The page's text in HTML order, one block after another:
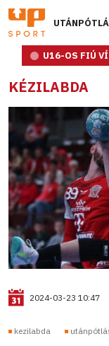
U16-OS FIÚ
KÉZILABDA
2024-03-23 10:47
kezilabda